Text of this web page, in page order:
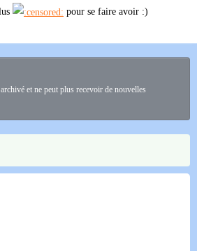
pour se faire avoir :)
et ne peut plus recevoir de nouvelles